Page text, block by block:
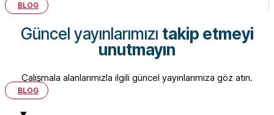
BLOG
Güncel yayınlarımızı takip etmeyi
unutmayın
Çalışmala alanlarımızla ilgili güncel yayınlarımıza göz atın.
BLOG